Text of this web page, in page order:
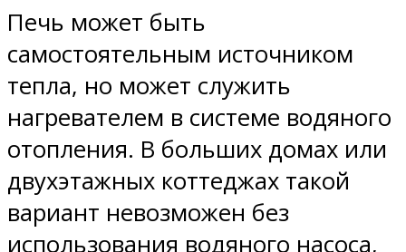
Печь может быть
самостоятельным источником
тепла, но может служить
нагревателем в системе водяного
отопления. В больших домах или
двухэтажных коттеджах такой
вариант невозможен без
использования водяного насоса,